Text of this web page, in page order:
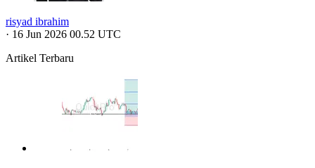
risyad ibrahim
· 16 Jun 2026 00.52 UTC
Artikel Terbaru